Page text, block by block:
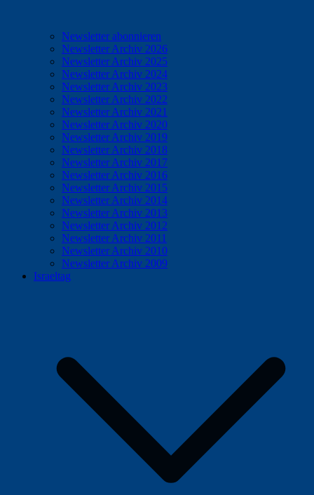
Newsletter abonnieren
Newsletter Archiv 2026
Newsletter Archiv 2025
Newsletter Archiv 2024
Newsletter Archiv 2023
Newsletter Archiv 2022
Newsletter Archiv 2021
Newsletter Archiv 2020
Newsletter Archiv 2019
Newsletter Archiv 2018
Newsletter Archiv 2017
Newsletter Archiv 2016
Newsletter Archiv 2015
Newsletter Archiv 2014
Newsletter Archiv 2013
Newsletter Archiv 2012
Newsletter Archiv 2011
Newsletter Archiv 2010
Newsletter Archiv 2009
Israeltag